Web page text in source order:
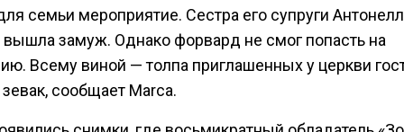
семьи мероприятие. Сестра его супруги
вышла замуж. Однако форвард не смог попасть на
Всему виной — толпа приглашенных у церкви
сообщает Marca.